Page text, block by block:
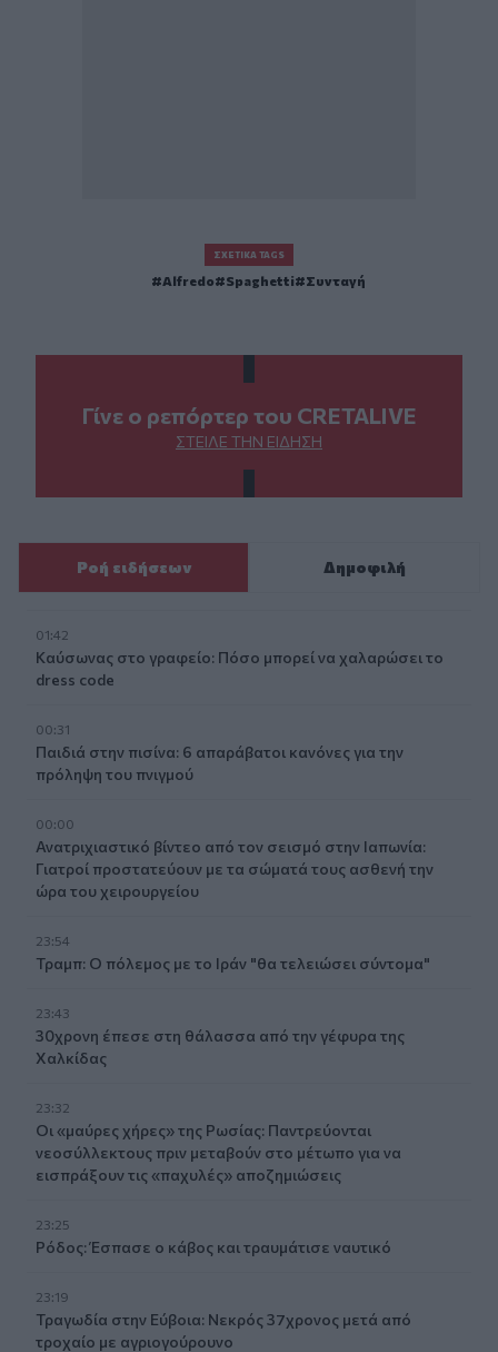
ΣΧΕΤΙΚΆ TAGS
Alfredo Spaghetti Συνταγή
Γίνε ο ρεπόρτερ του CRETALIVE
ΣΤΕΊΛΕ ΤΗΝ ΕΊΔΗΣΗ
Ροή ειδήσεων Δημοφιλή
01:42
Καύσωνας στο γραφείο: Πόσο μπορεί να χαλαρώσει το
dress code
00:31
Παιδιά στην πισίνα: 6 απαράβατοι κανόνες για την
πρόληψη του πνιγμού
00:00
Ανατριχιαστικό βίντεο από τον σεισμό στην Ιαπωνία:
Γιατροί προστατεύουν με τα σώματά τους ασθενή την
ώρα του χειρουργείου
23:54
Τραμπ: Ο πόλεμος με το Ιράν "θα τελειώσει σύντομα"
23:43
30χρονη έπεσε στη θάλασσα από την γέφυρα της
Χαλκίδας
23:32
Οι «μαύρες χήρες» της Ρωσίας: Παντρεύονται
νεοσύλλεκτους πριν μεταβούν στο μέτωπο για να
εισπράξουν τις «παχυλές» αποζημιώσεις
23:25
Ρόδος: Έσπασε ο κάβος και τραυμάτισε ναυτικό
23:19
Τραγωδία στην Εύβοια: Νεκρός 37χρονος μετά από
τροχαίο με αγριογούρουνο